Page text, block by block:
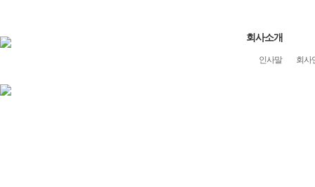
회사소개
인사말 회사